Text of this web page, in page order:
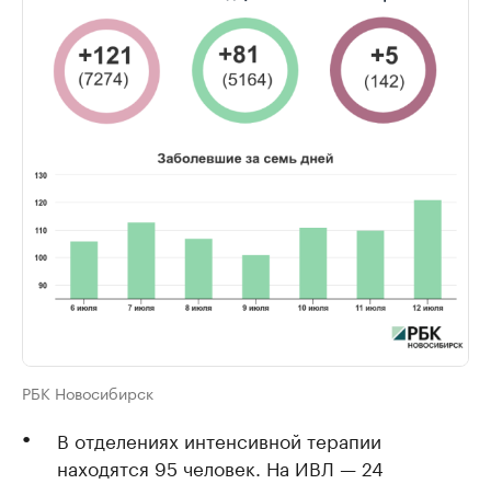
РБК Новосибирск
В отделениях интенсивной терапии
находятся 95 человек. На ИВЛ — 24